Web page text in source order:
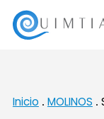
Inicio MOLINOS